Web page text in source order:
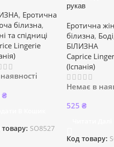
, Еротична
білизна,
та спідниці
Lingerie
₴
SO8527
рукав
Еротична
білизна, Боді
БІЛИЗНА
Caprice
(Іспанія)
Немає в
525 ₴
Код товару: